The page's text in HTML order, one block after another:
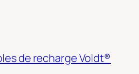
de recharge Voldt®